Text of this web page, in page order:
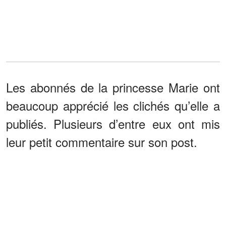
Les abonnés de la princesse Marie ont
beaucoup apprécié les clichés qu’elle a
publiés. Plusieurs d’entre eux ont mis
leur petit commentaire sur son post.